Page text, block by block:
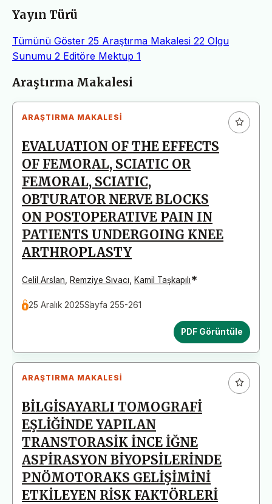
Yayın Türü
Tümünü Göster 25 Araştırma Makalesi 22 Olgu
Sunumu 2 Editöre Mektup 1
Makaleler
Araştırma Makalesi
ARAŞTIRMA MAKALESI
EVALUATION OF THE EFFECTS
OF FEMORAL, SCIATIC OR
FEMORAL, SCIATIC,
OBTURATOR NERVE BLOCKS
ON POSTOPERATIVE PAIN IN
PATIENTS UNDERGOING KNEE
ARTHROPLASTY
Celil Arslan Remziye Sıvacı Kamil Taşkapılı*
25 Aralık 2025Sayfa 255-261
PDF Görüntüle
ARAŞTIRMA MAKALESI
BİLGİSAYARLI TOMOGRAFİ
EŞLİĞİNDE YAPILAN
TRANSTORASİK İNCE İĞNE
ASPİRASYON BİYOPSİLERİNDE
PNÖMOTORAKS GELİŞİMİNİ
ETKİLEYEN RİSK FAKTÖRLERİ